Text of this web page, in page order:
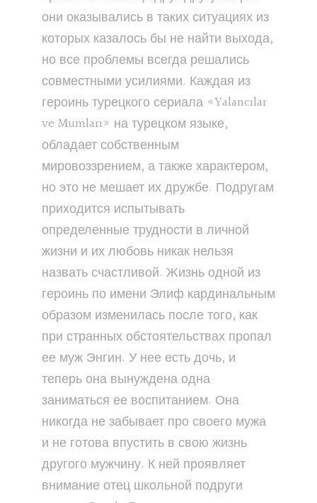
они оказывались в таких ситуациях из
которых казалось бы не найти выхода,
но все проблемы всегда решались
совместными усилиями. Каждая из
героинь турецкого сериала «Yalancılar
ve Mumları» на турецком языке,
обладает собственным
мировоззрением, а также характером,
но это не мешает их дружбе. Подругам
приходится испытывать
определенные трудности в личной
жизни и их любовь никак нельзя
назвать счастливой. Жизнь одной из
героинь по имени Элиф кардинальным
образом изменилась после того, как
при странных обстоятельствах пропал
ее муж Энгин. У нее есть дочь, и
теперь она вынуждена одна
заниматься ее воспитанием. Она
никогда не забывает про своего мужа
и не готова впустить в свою жизнь
другого мужчину. К ней проявляет
внимание отец школьной подруги